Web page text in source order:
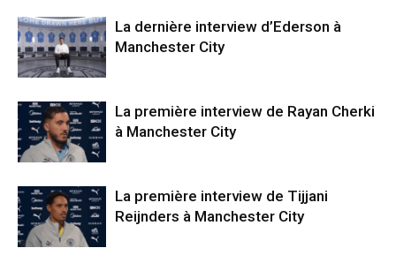
La dernière interview d’Ederson à
Manchester City
La première interview de Rayan Cherki
à Manchester City
La première interview de Tijjani
Reijnders à Manchester City